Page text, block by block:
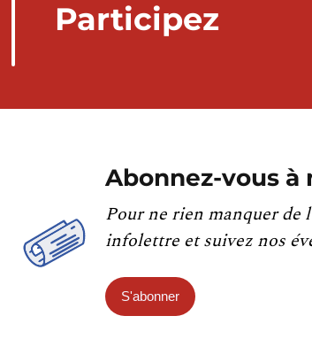
Participez
Abonnez-vous
Pour ne rien manquer de
infolettre et suivez nos
S'abonner